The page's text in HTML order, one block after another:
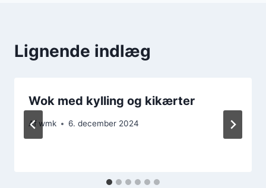
Lignende indlæg
Wok med kylling og kikærter
Af wmk 6. december 2024